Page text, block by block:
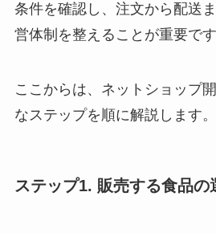
条件を確認し、注文から配送
営体制を整えることが重要です
ここからは、ネットショップ
なステップを順に解説します。
ステップ1. 販売する食品の